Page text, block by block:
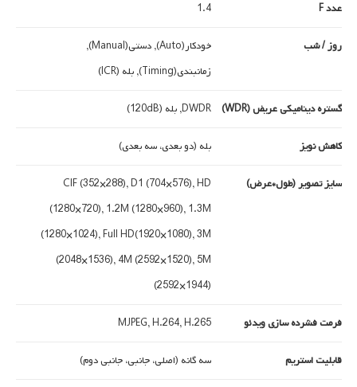
عدد F 1.4
روز / شب
خودکار(Auto), دستی(Manual),
زمانبندی(Timing), بله (ICR)
گستره دینامیکی عریض (WDR) DWDR, بله (120dB)
کاهش نویز بله (دو بعدی، سه بعدی)
سایز تصویر (طول*عرض)
CIF (352×288), D1 (704×576), HD
(1280×720), 1.2M (1280×960), 1.3M
(1280×1024), Full HD(1920×1080), 3M
(2048×1536), 4M (2592×1520), 5M
(2592×1944)
فرمت فشرده سازی ویدئو MJPEG, H.264, H.265
قابلیت استریم سه گانه (اصلی، جانبی، جانبی دوم)